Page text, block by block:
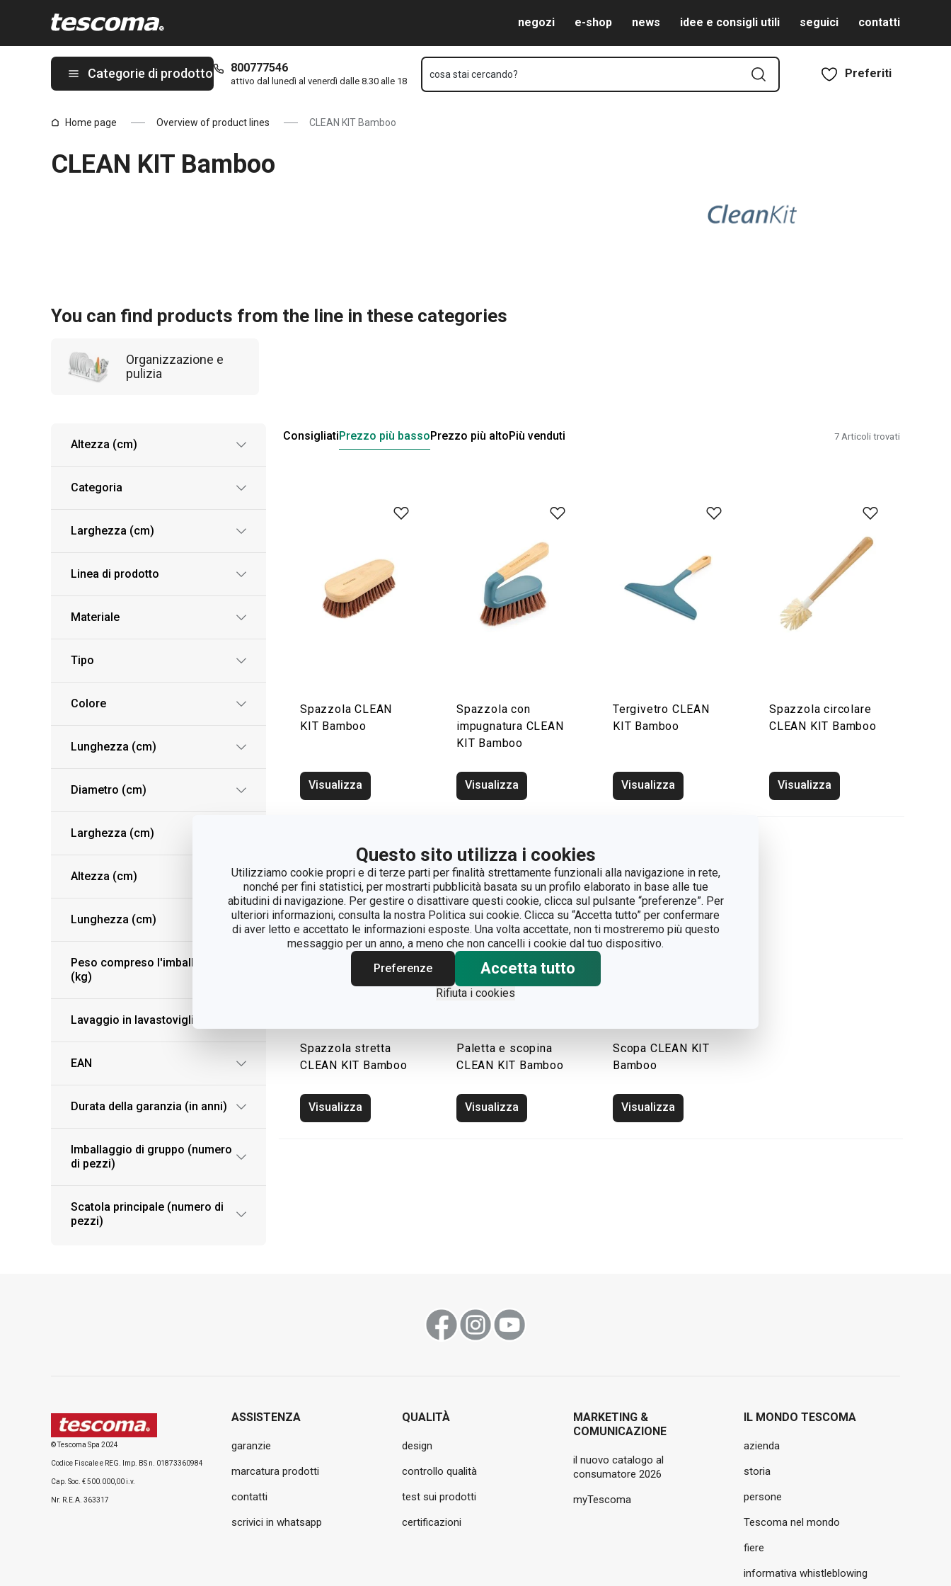
Questo sito utilizza i cookies
Utilizziamo cookie propri e di terze parti per finalità strettamente funzionali alla navigazione in rete,
nonché per fini statistici, per mostrarti pubblicità basata su un profilo elaborato in base alle tue
abitudini di navigazione. Per gestire o disattivare questi cookie, clicca sul pulsante “preferenze”. Per
ulteriori informazioni, consulta la nostra Politica sui cookie. Clicca su “Accetta tutto” per confermare
di aver letto e accettato le informazioni esposte. Una volta accettate, non ti mostreremo più questo
messaggio per un anno, a meno che non cancelli i cookie dal tuo dispositivo.
Preferenze
Accetta tutto
Rifiuta i cookies
negozi e-shop news idee e consigli utili seguici contatti
Categorie di prodotto 800777546
attivo dal lunedì al venerdì dalle 8.30 alle 18
cosa stai cercando? Preferiti
Home page Overview of product lines CLEAN KIT Bamboo
CLEAN KIT Bamboo
You can find products from the line in these categories
Organizzazione e
pulizia
Altezza (cm)
Categoria
Larghezza (cm)
Linea di prodotto
Materiale
Tipo
Colore
Lunghezza (cm)
Diametro (cm)
Larghezza (cm)
Altezza (cm)
Lunghezza (cm)
Peso compreso l'imballaggio
(kg)
Lavaggio in lavastoviglie
EAN
Durata della garanzia (in anni)
Imballaggio di gruppo (numero
di pezzi)
Scatola principale (numero di
pezzi)
ConsigliatiPrezzo più bassoPrezzo più altoPiù venduti 7 Articoli trovati
Spazzola CLEAN
KIT Bamboo
Visualizza
Spazzola con
impugnatura CLEAN
KIT Bamboo
Visualizza
Tergivetro CLEAN
KIT Bamboo
Visualizza
Spazzola circolare
CLEAN KIT Bamboo
Visualizza
Spazzola stretta
CLEAN KIT Bamboo
Visualizza
Paletta e scopina
CLEAN KIT Bamboo
Visualizza
Scopa CLEAN KIT
Bamboo
Visualizza
© Tescoma Spa 2024
Codice Fiscale e REG. Imp. BS n. 01873360984
Cap. Soc. € 500.000,00 i.v.
Nr. R.E.A. 363317
ASSISTENZA
garanzie
marcatura prodotti
contatti
scrivici in whatsapp
QUALITÀ
design
controllo qualità
test sui prodotti
certificazioni
MARKETING &
COMUNICAZIONE
il nuovo catalogo al
consumatore 2026
myTescoma
IL MONDO TESCOMA
azienda
storia
persone
Tescoma nel mondo
fiere
informativa whistleblowing